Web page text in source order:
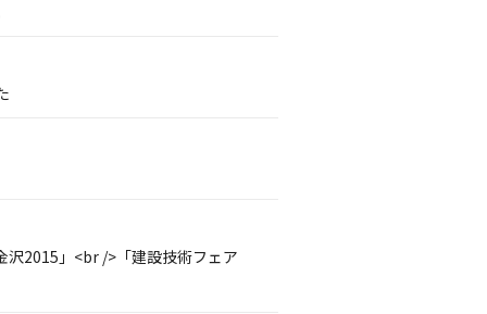
2015」<br />「建設技術フェア